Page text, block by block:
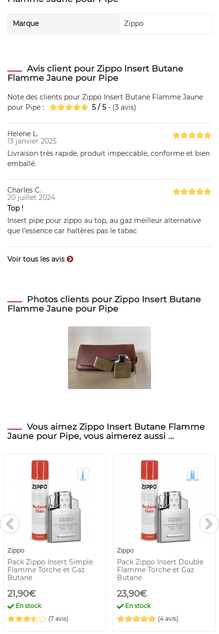
Marque Zippo
Avis client pour Zippo Insert Butane
Flamme Jaune pour Pipe
Note des clients pour Zippo Insert Butane Flamme Jaune
pour Pipe : 5 /5 - (3 avis)
Helene L.
13 janvier 2025
Livraison très rapide, produit impeccable, conforme et bien
emballé.
Charles C.
20 juillet 2024
Top !
Insert pipe pour zippo au top, au gaz meilleur alternative
que l’essence car haltères pas le tabac
Voir tous les avis
Photos clients pour Zippo Insert Butane
Flamme Jaune pour Pipe
Vous aimez Zippo Insert Butane Flamme
Jaune pour Pipe, vous aimerez aussi ...
Zippo
Pack Zippo Insert Simple
Flamme Torche et Gaz
Butane
21,90€
En stock
(7 avis)
Zippo
Pack Zippo Insert Double
Flamme Torche et Gaz
Butane
23,90€
En stock
(4 avis)